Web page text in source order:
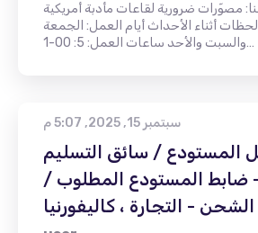
مصوّرات ضرورية لقاعات مأدبة أمريكية
لحظات أثناء الأحداث أيام العمل: الجمعة
والسبت والأحد ساعات العمل: 5: 00-1…
سبتمبر 15, 2025, 5:07 م
المستودع / سائق التسليم
- ضابط المستودع المطلوب /
- التجارة ، كاليفورنيا